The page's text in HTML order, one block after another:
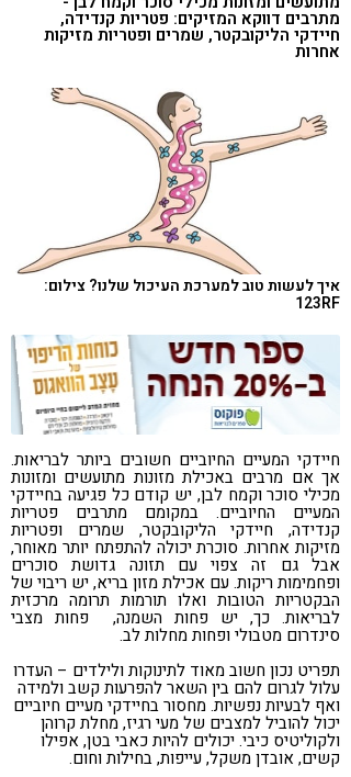
קורונה
טבעונות
מתרבים דווקא המזיקים: פטריות קנדידה,
חיידקי הליקובקטר, שמרים ופטריות מזיקות
אחרות
איך לעשות טוב למערכת העיכול שלנו? צילום:
123RF
חיידקי המעיים החיוביים חשובים ביותר לבריאות.
אך אם מרבים באכילת מזונות מתועשים ומזונות
מכילי סוכר וקמח לבן, יש קודם כל פגיעה בחיידקי
המעיים החיוביים. במקומם מתרבים פטריות
קנדידה, חיידקי הליקובקטר, שמרים ופטריות
מזיקות אחרות. סוכרת יכולה להתפתח יותר מאוחר,
אבל גם זה צפוי עם תזונה גדושת סוכרים
ופחמימות ריקות. עם אכילת מזון בריא, יש ריבוי של
הבקטריות הטובות ואלו תורמות תרומה מרכזית
לבריאות. כך, יש פחות השמנה, פחות מצבי
סינדרום מטבולי ופחות מחלות לב.
תפריט נכון חשוב מאוד לתינוקות ולילדים – העדרו
עלול לגרום להם בין השאר להפרעות קשב ולמידה
ואף לבעיות נפשיות. מחסור בחיידקי מעיים חיוביים
יכול להוביל למצבים של מעי רגיז, מחלת קרוהן
ולקוליטיס כיבי. יכולים להיות כאבי בטן, אפילו
קשים, אובדן משקל, עייפות, בחילות וחום.